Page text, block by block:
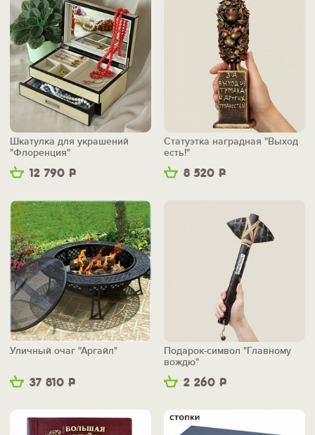
12 790 Р
Шкатулка для украшений
"Флоренция"
8 520 Р
Статуэтка наградная "Выход
есть!"
37 810 Р
Уличный очаг "Аргайл"
2 260 Р
Подарок-символ "Главному
вождю"